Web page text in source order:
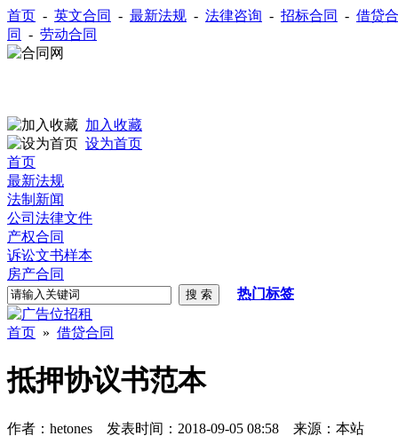
首页 - 英文合同 - 最新法规 - 法律咨询 - 招标合同 - 借贷
同
- 劳动合同
加入收藏
设为首页
首页
最新法规
法制新闻
公司法律文件
产权合同
诉讼文书样本
房产合同
热门标签
首页 » 借贷合同
抵押协议书范本
作者：hetones 发表时间：2018-09-05 08:58 来源：本站